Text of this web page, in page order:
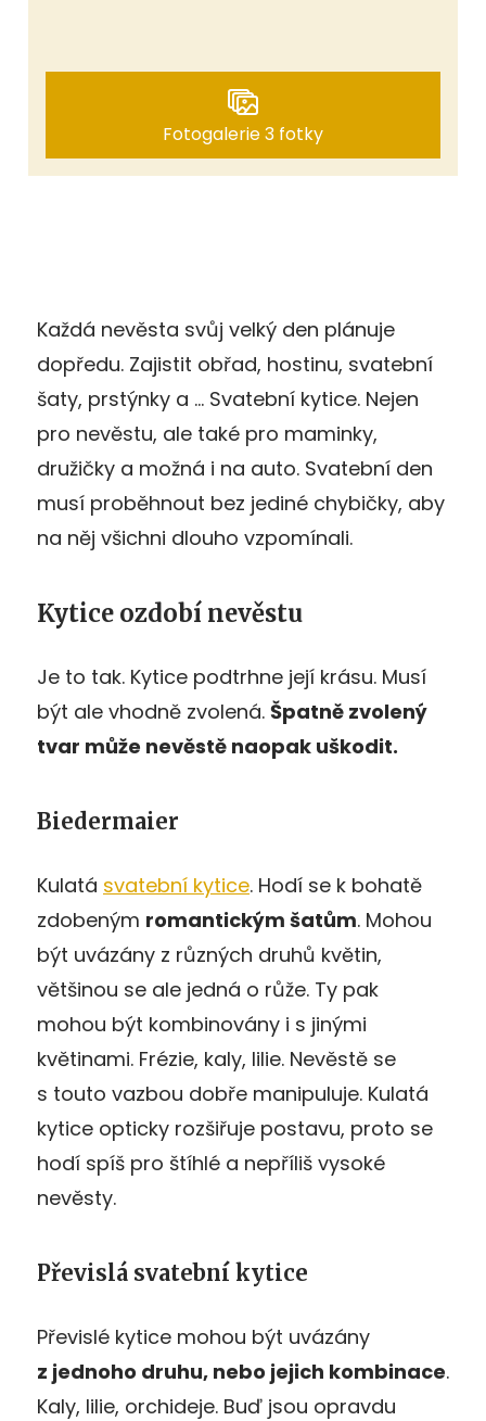
Fotogalerie 3 fotky
Každá nevěsta svůj velký den plánuje
dopředu. Zajistit obřad, hostinu, svatební
šaty, prstýnky a … Svatební kytice. Nejen
pro nevěstu, ale také pro maminky,
družičky a možná i na auto. Svatební den
musí proběhnout bez jediné chybičky, aby
na něj všichni dlouho vzpomínali.
Kytice ozdobí nevěstu
Je to tak. Kytice podtrhne její krásu. Musí
být ale vhodně zvolená. Špatně zvolený
tvar může nevěstě naopak uškodit.
Biedermaier
Kulatá svatební kytice. Hodí se k bohatě
zdobeným romantickým šatům. Mohou
být uvázány z různých druhů květin,
většinou se ale jedná o růže. Ty pak
mohou být kombinovány i s jinými
květinami. Frézie, kaly, lilie. Nevěstě se
s touto vazbou dobře manipuluje. Kulatá
kytice opticky rozšiřuje postavu, proto se
hodí spíš pro štíhlé a nepříliš vysoké
nevěsty.
Převislá svatební kytice
Převislé kytice mohou být uvázány
z jednoho druhu, nebo jejich kombinace.
Kaly, lilie, orchideje. Buď jsou opravdu